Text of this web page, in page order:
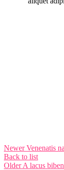
Newer Venenatis
Back to list
Older A lacus